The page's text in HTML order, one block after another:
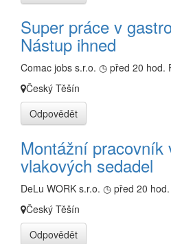
Super práce v
Nástup ihned
Comac jobs s.r.o. ◷ před 20 hod.
Český Těšín
Odpovědět
Montážní pracovník
vlakových sedadel
DeLu WORK s.r.o. ◷ před 20 hod.
Český Těšín
Odpovědět